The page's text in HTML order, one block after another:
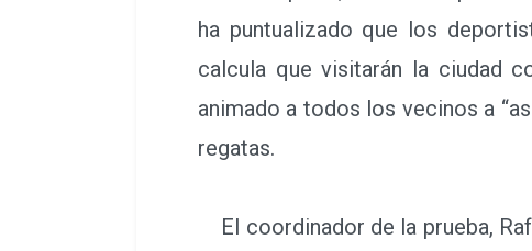
ha puntualizado que los
calcula que visitarán la ciudad
animado a todos los vecinos a
regatas.
El coordinador de la prueba,